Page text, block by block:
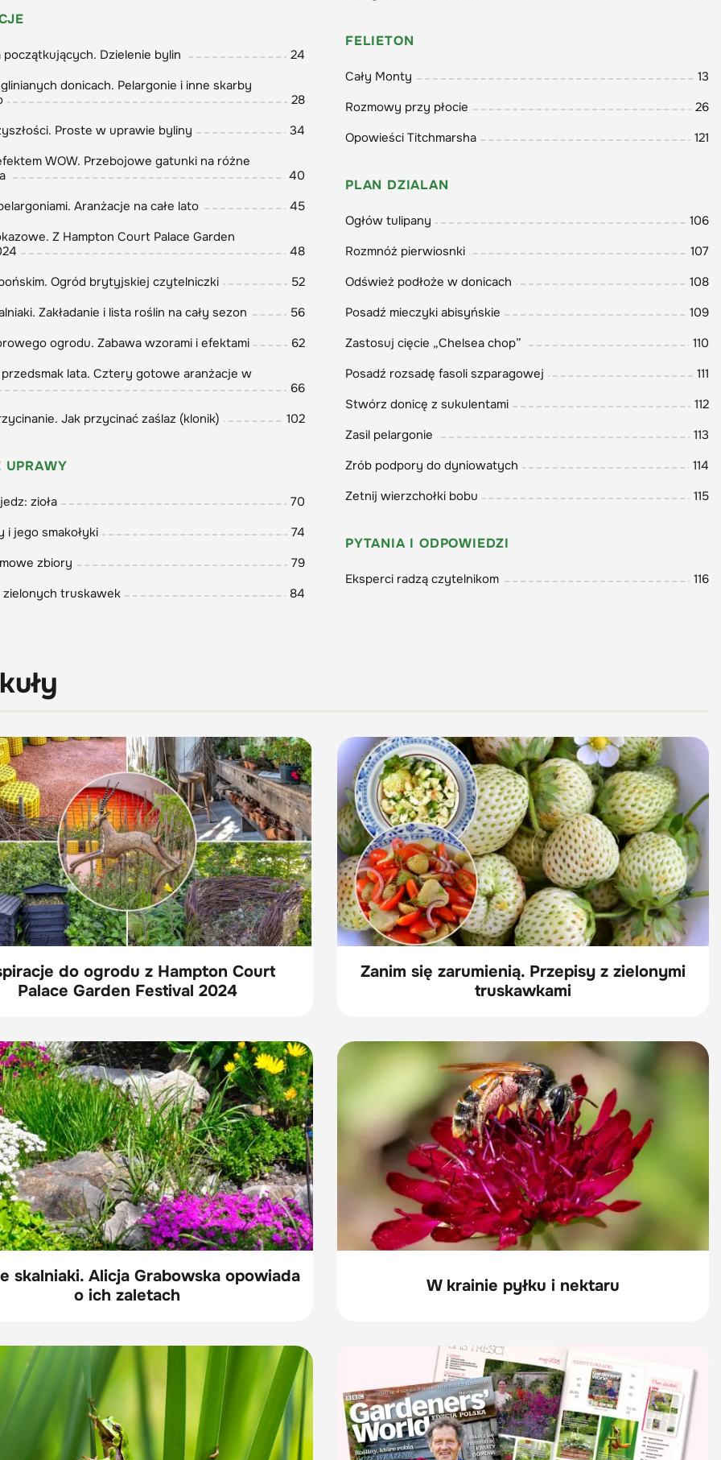
Wójcik
początkujących. Dzielenie bylin
24
donicach. Pelargonie i inne skarby
28
Proste w uprawie byliny
34
WOW. Przebojowe gatunki na różne
40
Aranżacje na całe lato
45
Z Hampton Court Palace Garden
48
Ogród brytyjskiej czytelniczki
52
Zakładanie i lista roślin na cały sezon
56
ogrodu. Zabawa wzorami i efektami
62
lata. Cztery gotowe aranżacje w
66
Jak przycinać zaślaz (klonik)
102
UPRAWY
zioła
70
i jego smakołyki
74
zbiory
79
zielonych truskawek
84
FELIETON
Cały Monty
13
Rozmowy przy płocie
26
Opowieści Titchmarsha
121
PLAN DZIALAN
Ogłów tulipany
106
Rozmnóż pierwiosnki
107
Odśwież podłoże w donicach
108
Posadź mieczyki abisyńskie
109
Zastosuj cięcie „Chelsea chop”
110
Posadź rozsadę fasoli szparagowej
111
Stwórz donicę z sukulentami
112
Zasil pelargonie
113
Zrób podpory do dyniowatych
114
Zetnij wierzchołki bobu
115
PYTANIA I ODPOWIEDZI
Eksperci radzą czytelnikom 116
do ogrodu z Hampton Court
Palace Garden Festival 2024
Zanim się zarumienią. Przepisy z zielonymi
truskawkami
skalniaki. Alicja Grabowska opowiada
o ich zaletach
W krainie pyłku i nektaru